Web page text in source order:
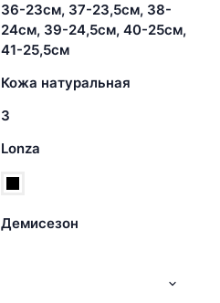
36-23см, 37-23,5см, 38-
24см, 39-24,5см, 40-25см,
41-25,5см
Кожа натуральная
3
Lonza
Демисезон